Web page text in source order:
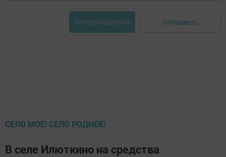
Авторизоваться Отправить
СЕЛО МОЕ! СЕЛО РОДНОЕ!
В селе Илюткино на средства